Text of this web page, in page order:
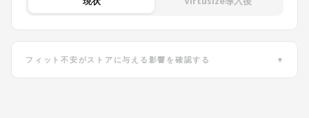
フィット不安がストアに与える影響を確認する ▾